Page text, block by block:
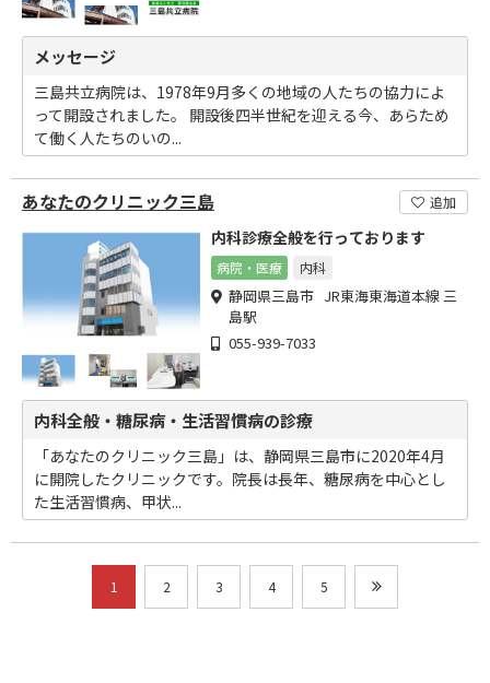
メッセージ
三島共立病院は、1978年9月多くの地域の人たちの協力によ
って開設されました。 開設後四半世紀を迎える今、あらため
て働く人たちのいの...
あなたのクリニック三島 追加
内科診療全般を行っております
病院・医療 内科
静岡県三島市 JR東海東海道本線 三
島駅
055-939-7033
内科全般・糖尿病・生活習慣病の診療
「あなたのクリニック三島」は、静岡県三島市に2020年4月
に開院したクリニックです。院長は長年、糖尿病を中心とし
た生活習慣病、甲状...
1 2 3 4 5